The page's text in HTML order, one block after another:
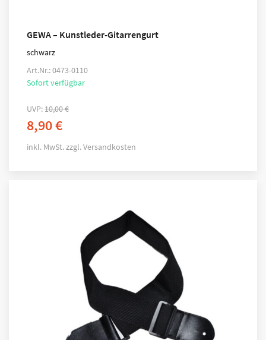
GEWA – Kunstleder-Gitarrengurt
schwarz
Art.Nr.: 0473-0110
Sofort verfügbar
UVP:10,00€
8,90€
inkl. MwSt. zzgl.Versandkosten